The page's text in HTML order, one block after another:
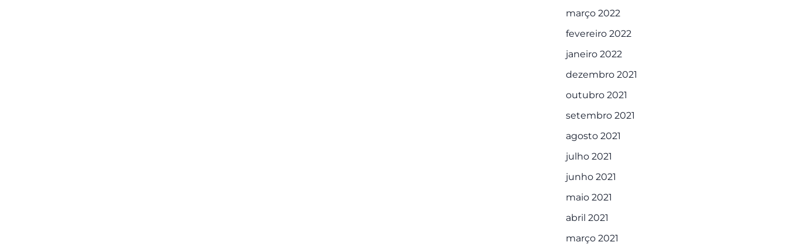
março 2022
fevereiro 2022
janeiro 2022
dezembro 2021
outubro 2021
setembro 2021
agosto 2021
julho 2021
junho 2021
maio 2021
abril 2021
março 2021